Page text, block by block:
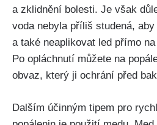
a zklidnění ‌bolesti. Je⁣ však
voda nebyla příliš studená,
a také neaplikovat led přímo‌
Po opláchnutí můžete na
obvaz, ‍který ‍ji ochrání před
Dalším účinným ⁣tipem pro